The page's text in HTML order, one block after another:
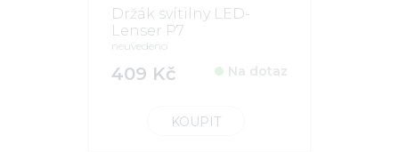
Držák svítilny LED-
Lenser P7
neuvedeno
409 Kč Na dotaz
KOUPIT